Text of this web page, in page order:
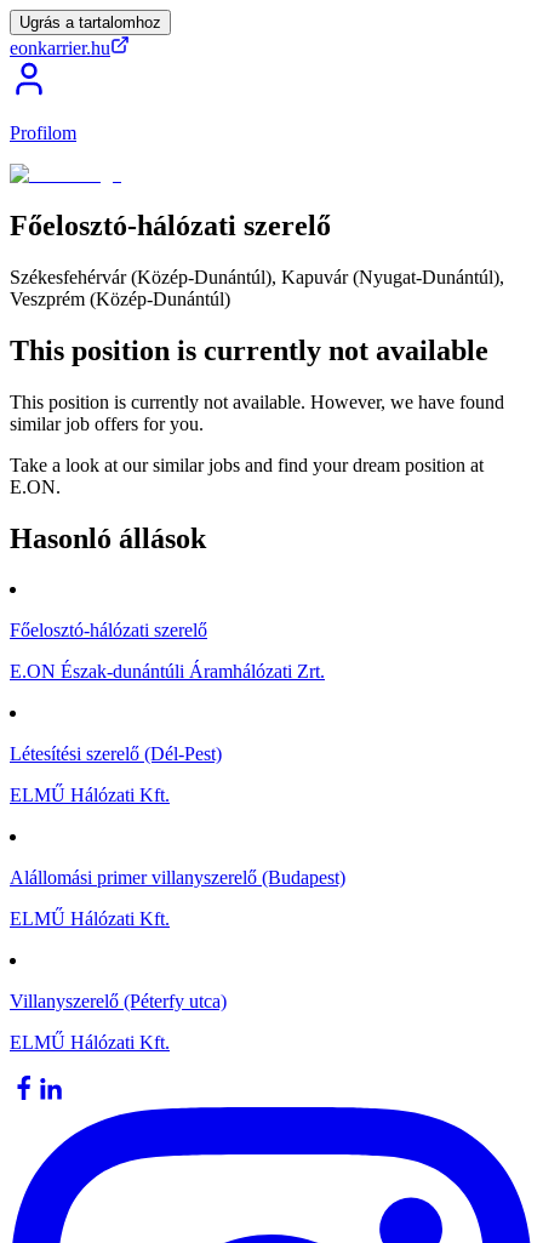
Ugrás a tartalomhoz
eonkarrier.hu
Profilom
Főelosztó-hálózati szerelő
Székesfehérvár (Közép-Dunántúl), Kapuvár (Nyugat-Dunántúl),
Veszprém (Közép-Dunántúl)
This position is currently not available
This position is currently not available. However, we have found
similar job offers for you.
Take a look at our similar jobs and find your dream position at
E.ON.
Hasonló állások
Főelosztó-hálózati szerelő
E.ON Észak-dunántúli Áramhálózati Zrt.
Létesítési szerelő (Dél-Pest)
ELMŰ Hálózati Kft.
Alállomási primer villanyszerelő (Budapest)
ELMŰ Hálózati Kft.
Villanyszerelő (Péterfy utca)
ELMŰ Hálózati Kft.